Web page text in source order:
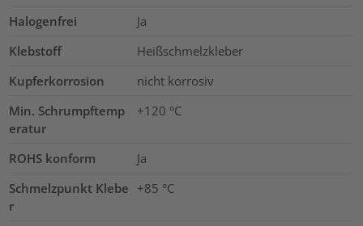
Halogenfrei
Ja
Klebstoff
Heißschmelzkleber
Kupferkorrosion
nicht korrosiv
Min. Schrumpftemp
eratur
+120 °C
ROHS konform
Ja
Schmelzpunkt Klebe
r
+85 °C